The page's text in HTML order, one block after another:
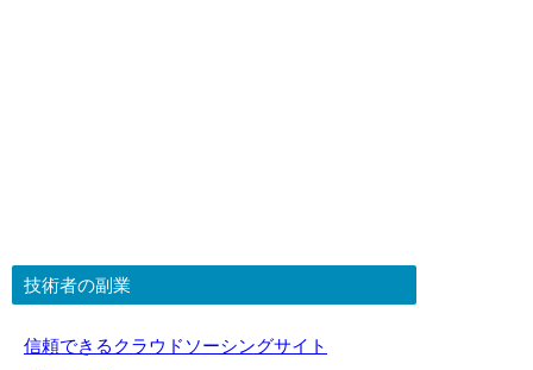
技術者の副業
信頼できるクラウドソーシングサイト